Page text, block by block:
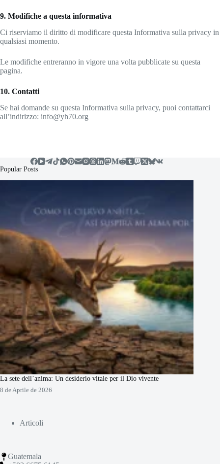
9. Modifiche a questa informativa
Ci riserviamo il diritto di modificare questa Informativa sulla privacy in
qualsiasi momento.
Le modifiche entreranno in vigore una volta pubblicate su questa
pagina.
10. Contatti
Se hai domande su questa Informativa sulla privacy, puoi contattarci
all’indirizzo: info@yh70.org
Popular Posts
La sete dell’anima: Un desiderio vitale per il Dio vivente
8 de Aprile de 2026
Articoli
Guatemala